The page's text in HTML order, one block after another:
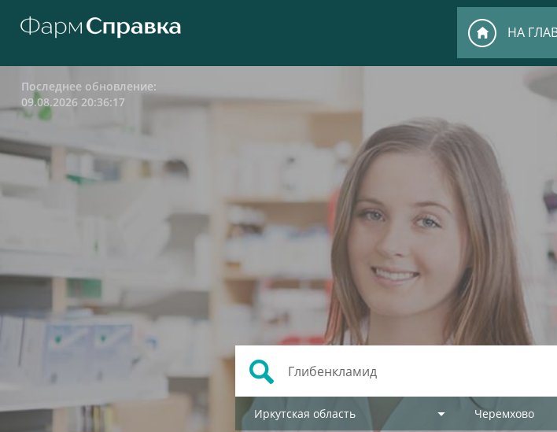
НА
Последнее обновление:
09.08.2026 20:36:17
Иркутская область Черемхово